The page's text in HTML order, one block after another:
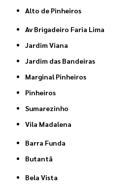
Alto de Pinheiros
Av Brigadeiro Faria Lima
Jardim Viana
Jardim das Bandeiras
Marginal Pinheiros
Pinheiros
Sumarezinho
Vila Madalena
Barra Funda
Butantã
Bela Vista